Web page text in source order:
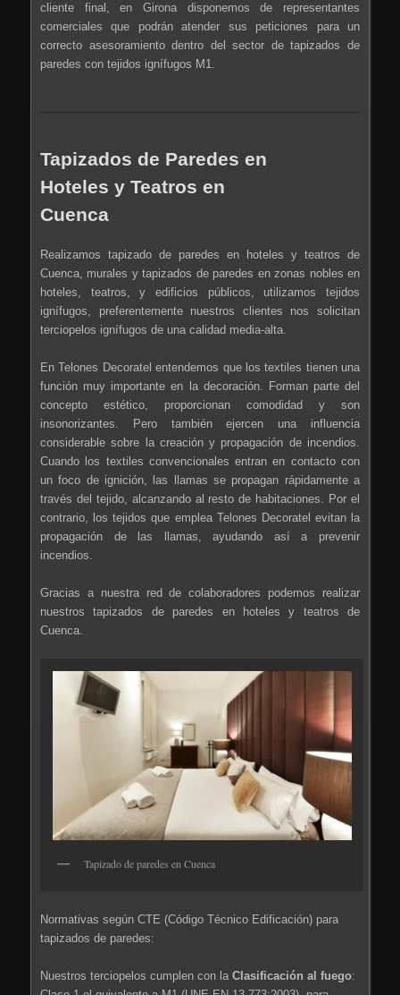
cliente final, en Girona disponemos de representantes
comerciales que podrán atender sus peticiones para un
correcto asesoramiento dentro del sector de tapizados de
paredes con tejidos ignífugos M1.
Tapizados de Paredes en
Hoteles y Teatros en
Cuenca
Realizamos tapizado de paredes en hoteles y teatros de
Cuenca, murales y tapizados de paredes en zonas nobles en
hoteles, teatros, y edificios públicos, utilizamos tejidos
ignífugos, preferentemente nuestros clientes nos solicitan
terciopelos ignífugos de una calidad media-alta.
En Telones Decoratel entendemos que los textiles tienen una
función muy importante en la decoración. Forman parte del
concepto estético, proporcionan comodidad y son
insonorizantes. Pero también ejercen una influencia
considerable sobre la creación y propagación de incendios.
Cuando los textiles convencionales entran en contacto con
un foco de ignición, las llamas se propagan rápidamente a
través del tejido, alcanzando al resto de habitaciones. Por el
contrario, los tejidos que emplea Telones Decoratel evitan la
propagación de las llamas, ayudando así a prevenir
incendios.
Gracias a nuestra red de colaboradores podemos realizar
nuestros tapizados de paredes en hoteles y teatros de
Cuenca.
Tapizado de paredes en Cuenca
Normativas según CTE (Código Técnico Edificación) para
tapizados de paredes:
Nuestros terciopelos cumplen con laClasificación al fuego: